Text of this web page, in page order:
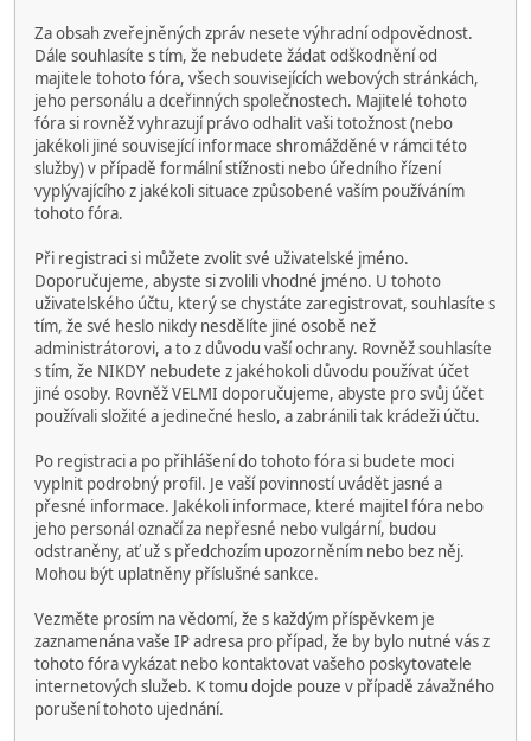
Za obsah zveřejněných zpráv nesete výhradní odpovědnost.
Dále souhlasíte s tím, že nebudete žádat odškodnění od
majitele tohoto fóra, všech souvisejících webových stránkách,
jeho personálu a dceřinných společnostech. Majitelé tohoto
fóra si rovněž vyhrazují právo odhalit vaši totožnost (nebo
jakékoli jiné související informace shromážděné v rámci této
služby) v případě formální stížnosti nebo úředního řízení
vyplývajícího z jakékoli situace způsobené vaším používáním
tohoto fóra.
Při registraci si můžete zvolit své uživatelské jméno.
Doporučujeme, abyste si zvolili vhodné jméno. U tohoto
uživatelského účtu, který se chystáte zaregistrovat, souhlasíte s
tím, že své heslo nikdy nesdělíte jiné osobě než
administrátorovi, a to z důvodu vaší ochrany. Rovněž souhlasíte
s tím, že NIKDY nebudete z jakéhokoli důvodu používat účet
jiné osoby. Rovněž VELMI doporučujeme, abyste pro svůj účet
používali složité a jedinečné heslo, a zabránili tak krádeži účtu.
Po registraci a po přihlášení do tohoto fóra si budete moci
vyplnit podrobný profil. Je vaší povinností uvádět jasné a
přesné informace. Jakékoli informace, které majitel fóra nebo
jeho personál označí za nepřesné nebo vulgární, budou
odstraněny, ať už s předchozím upozorněním nebo bez něj.
Mohou být uplatněny příslušné sankce.
Vezměte prosím na vědomí, že s každým příspěvkem je
zaznamenána vaše IP adresa pro případ, že by bylo nutné vás z
tohoto fóra vykázat nebo kontaktovat vašeho poskytovatele
internetových služeb. K tomu dojde pouze v případě závažného
porušení tohoto ujednání.